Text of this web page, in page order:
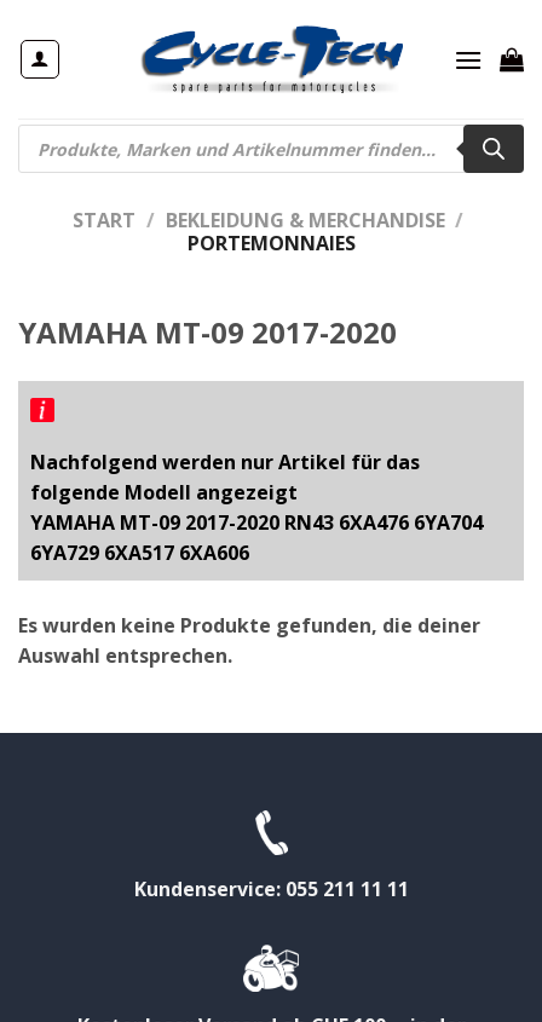
Inhalt
springen
Products
search
START / BEKLEIDUNG & MERCHANDISE /
PORTEMONNAIES
YAMAHA MT-09 2017-2020
Nachfolgend werden nur Artikel für das
folgende Modell angezeigt
YAMAHA MT-09 2017-2020 RN43 6XA476 6YA704
6YA729 6XA517 6XA606
Es wurden keine Produkte gefunden, die deiner
Auswahl entsprechen.
Kundenservice: 055 211 11 11